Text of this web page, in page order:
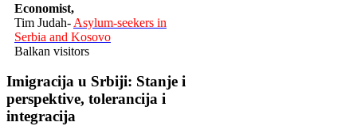
Economist,
Tim Judah- Asylum-seekers in
Serbia and Kosovo
Balkan visitors
Imigracija u Srbiji: Stanje i
perspektive, tolerancija i
integracija